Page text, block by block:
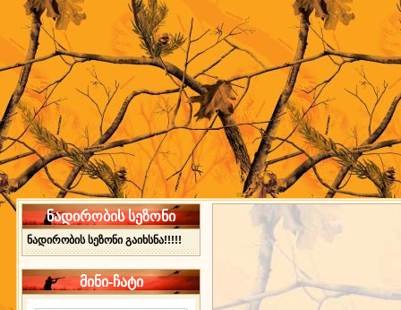
ნადირობის სეზონი
ნადირობის სეზონი გაიხსნა!!!!!
მინი-ჩატი